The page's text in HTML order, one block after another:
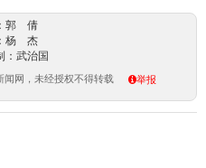
郭 倩
杨 杰
武治国
闻网，未经授权不得转载 举报